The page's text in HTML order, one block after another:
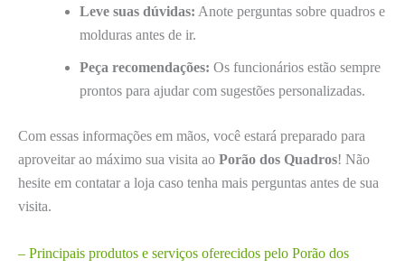
Leve suas dúvidas: Anote perguntas sobre quadros e
molduras antes de ir.
Peça recomendações: Os funcionários estão sempre
prontos para ajudar com sugestões personalizadas.
Com essas informações em mãos, você estará preparado para
aproveitar ao máximo sua visita ao Porão dos Quadros! Não
hesite em contatar a loja caso tenha mais perguntas antes de sua
visita.
– Principais produtos e serviços oferecidos pelo Porão dos